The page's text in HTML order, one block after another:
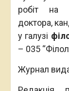
робіт на
доктора,
у галузі
– 035
Журнал